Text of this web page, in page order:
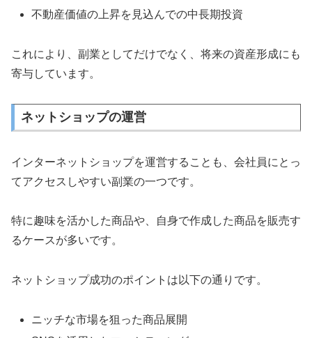
不動産価値の上昇を見込んでの中長期投資
これにより、副業としてだけでなく、将来の資産形成にも
寄与しています。
ネットショップの運営
インターネットショップを運営することも、会社員にとっ
てアクセスしやすい副業の一つです。
特に趣味を活かした商品や、自身で作成した商品を販売す
るケースが多いです。
ネットショップ成功のポイントは以下の通りです。
ニッチな市場を狙った商品展開